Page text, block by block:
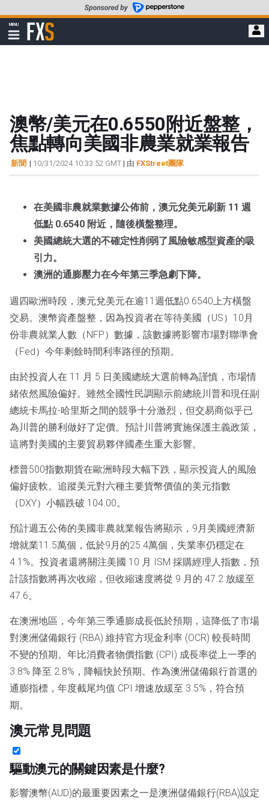
至
要
MENU
顯
示
FXStreet
澳幣/美元在0.6550附近盤整，
焦點轉向美國非農業就業報告
新聞 | 10/31/2024 10:33:52 GMT | 由 FXStreet團隊
在美國非農就業數據公佈前，澳元兌美元刷新 11 週
低點 0.6540 附近，隨後橫盤整理。
美國總統大選的不確定性削弱了風險敏感型資產的吸
引力。
澳洲的通膨壓力在今年第三季急劇下降。
週四歐洲時段，澳元兌美元在逾11週低點0.6540上方橫盤
交易。澳幣資產盤整，因為投資者在等待美國（US）10月
份非農就業人數（NFP）數據，該數據將影響市場對聯準會
（Fed）今年剩餘時間利率路徑的預期。
由於投資人在 11 月 5 日美國總統大選前轉為謹慎，市場情
緒依然風險偏好。雖然全國性民調顯示前總統川普和現任副
總統卡馬拉-哈里斯之間的競爭十分激烈，但交易商似乎已
為川普的勝利做好了定價。預計川普將實施保護主義政策，
這將對美國的主要貿易夥伴國產生重大影響。
標普500指數期貨在歐洲時段大幅下跌，顯示投資人的風險
偏好疲軟。追蹤美元對六種主要貨幣價值的美元指數
（DXY）小幅跌破 104.00。
預計週五公佈的美國非農就業報告將顯示，9月美國經濟新
增就業11.5萬個，低於9月的25.4萬個，失業率仍穩定在
4.1%。投資者還將關注美國 10 月 ISM 採購經理人指數，預
計該指數將再次收縮，但收縮速度將從 9 月的 47.2 放緩至
47.6。
在澳洲地區，今年第三季通膨成長低於預期，這降低了市場
對澳洲儲備銀行 (RBA) 維持官方現金利率 (OCR) 較長時間
不變的預期。年比消費者物價指數 (CPI) 成長率從上一季的
3.8% 降至 2.8%，降幅快於預期。作為澳洲儲備銀行首選的
通膨指標，年度截尾均值 CPI 增速放緩至 3.5%，符合預
期。
澳元常見問題
驅動澳元的關鍵因素是什麼?
影響澳幣(AUD)的最重要因素之一是澳洲儲備銀行(RBA)設定